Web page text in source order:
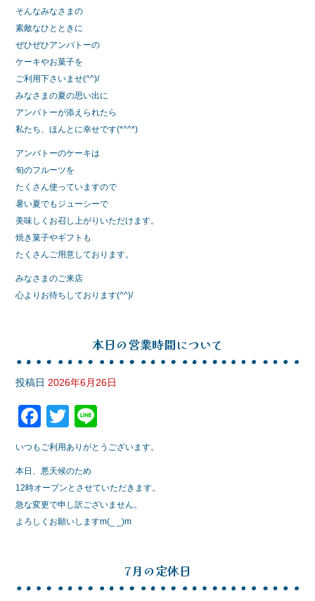
そんなみなさまの
素敵なひとときに
ぜひぜひアンバトーの
ケーキやお菓子を
ご利用下さいませ(^^)/
みなさまの夏の思い出に
アンバトーが添えられたら
私たち、ほんとに幸せです(*^^*)
アンバトーのケーキは
旬のフルーツを
たくさん使っていますので
暑い夏でもジューシーで
美味しくお召し上がりいただけます。
焼き菓子やギフトも
たくさんご用意しております。
みなさまのご来店
心よりお待ちしております(^^)/
本日の営業時間について
投稿日 2026年6月26日
F
a
c
e
b
o
T
wi
tt
er
n
いつもご利用ありがとうございます。
本日、悪天候のため
12時オープンとさせていただきます。
急な変更で申し訳ございません。
よろしくお願いしますm(_ _)m
7月の定休日